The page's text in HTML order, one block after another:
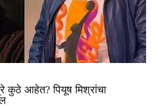
आहेत? पियूष मिश्रांचा